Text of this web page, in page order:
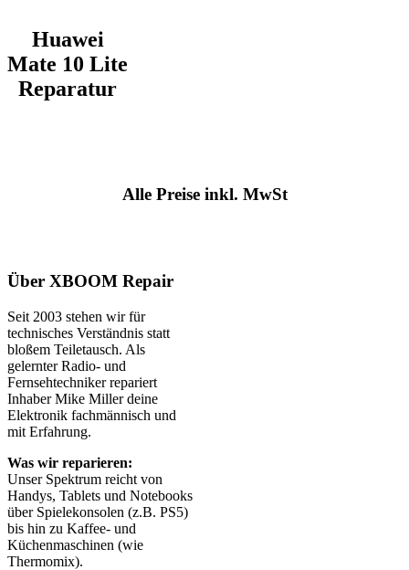
Huawei
Mate 10 Lite
Reparatur
Alle Preise inkl. MwSt
Über XBOOM Repair
Seit 2003 stehen wir für
technisches Verständnis statt
bloßem Teiletausch. Als
gelernter Radio- und
Fernsehtechniker repariert
Inhaber Mike Miller deine
Elektronik fachmännisch und
mit Erfahrung.
Was wir reparieren:
Unser Spektrum reicht von
Handys, Tablets und Notebooks
über Spielekonsolen (z.B. PS5)
bis hin zu Kaffee- und
Küchenmaschinen (wie
Thermomix).